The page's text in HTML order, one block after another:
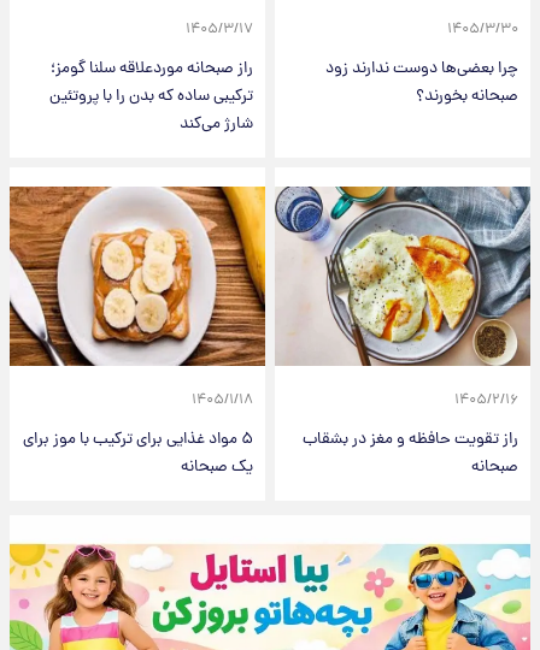
۱۴۰۵/۳/۳۰
چرا بعضی‌ها دوست ندارند زود
صبحانه بخورند؟
۱۴۰۵/۳/۱۷
راز صبحانه موردعلاقه سلنا گومز؛
ترکیبی ساده که بدن را با پروتئین
شارژ می‌کند
۱۴۰۵/۲/۱۶
راز تقویت حافظه و مغز در بشقاب
صبحانه
۱۴۰۵/۱/۱۸
۵ مواد غذایی برای ترکیب با موز برای
یک صبحانه